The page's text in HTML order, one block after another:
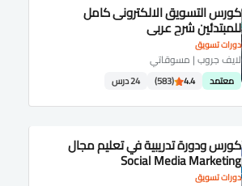
دورات تسويق
كورس التسويق الالكترونى كامل
للمبتدئين شرح عربى
لايف جروب | مسوقاتي
معتمد 4.4
(583) 24 درس
دورات تسويق
كورس ودورة تدريبية في تعليم مجال
Social Media Marketing